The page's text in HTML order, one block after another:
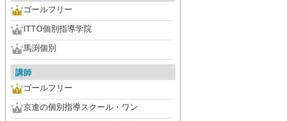
ゴールフリー
ITTO個別指導学院
馬渕個別
講師
ゴールフリー
京進の個別指導スクール・ワン